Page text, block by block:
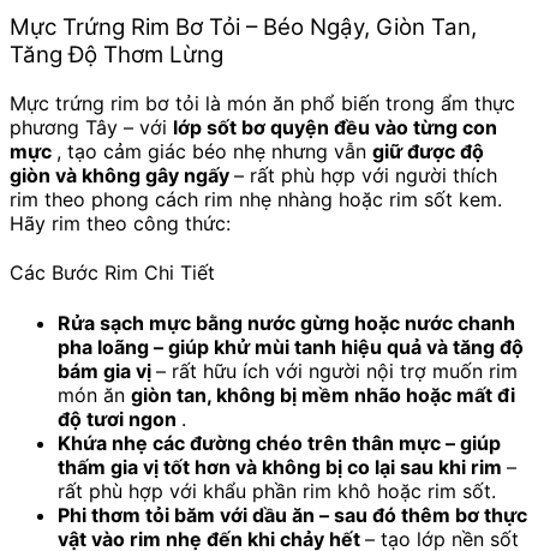
Mực Trứng Rim Bơ Tỏi – Béo Ngậy, Giòn Tan,
Tăng Độ Thơm Lừng
Mực trứng rim bơ tỏi là món ăn phổ biến trong ẩm thực
phương Tây – với lớp sốt bơ quyện đều vào từng con
mực , tạo cảm giác béo nhẹ nhưng vẫn giữ được độ
giòn và không gây ngấy – rất phù hợp với người thích
rim theo phong cách rim nhẹ nhàng hoặc rim sốt kem.
Hãy rim theo công thức:
Các Bước Rim Chi Tiết
Rửa sạch mực bằng nước gừng hoặc nước chanh
pha loãng – giúp khử mùi tanh hiệu quả và tăng độ
bám gia vị – rất hữu ích với người nội trợ muốn rim
món ăn giòn tan, không bị mềm nhão hoặc mất đi
độ tươi ngon .
Khứa nhẹ các đường chéo trên thân mực – giúp
thấm gia vị tốt hơn và không bị co lại sau khi rim –
rất phù hợp với khẩu phần rim khô hoặc rim sốt.
Phi thơm tỏi băm với dầu ăn – sau đó thêm bơ thực
vật vào rim nhẹ đến khi chảy hết – tạo lớp nền sốt